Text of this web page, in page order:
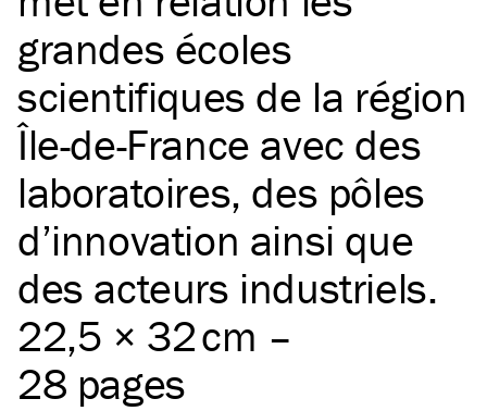
grandes écoles
scientifiques de la région
Île-de-France avec des
laboratoires, des pôles
d’innovation ainsi que
des acteurs industriels.
22,5 × 32 cm –
28 pages